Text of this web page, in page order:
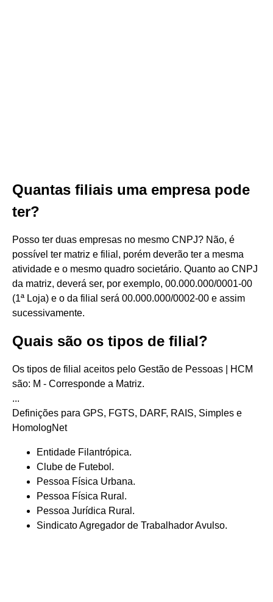
Quantas filiais uma empresa pode
ter?
Posso ter duas empresas no mesmo CNPJ? Não, é
possível ter matriz e filial, porém deverão ter a mesma
atividade e o mesmo quadro societário. Quanto ao CNPJ
da matriz, deverá ser, por exemplo, 00.000.000/0001-00
(1ª Loja) e o da filial será 00.000.000/0002-00 e assim
sucessivamente.
Quais são os tipos de filial?
Os tipos de filial aceitos pelo Gestão de Pessoas | HCM
são: M - Corresponde a Matriz.
...
Definições para GPS, FGTS, DARF, RAIS, Simples e
HomologNet
Entidade Filantrópica.
Clube de Futebol.
Pessoa Física Urbana.
Pessoa Física Rural.
Pessoa Jurídica Rural.
Sindicato Agregador de Trabalhador Avulso.